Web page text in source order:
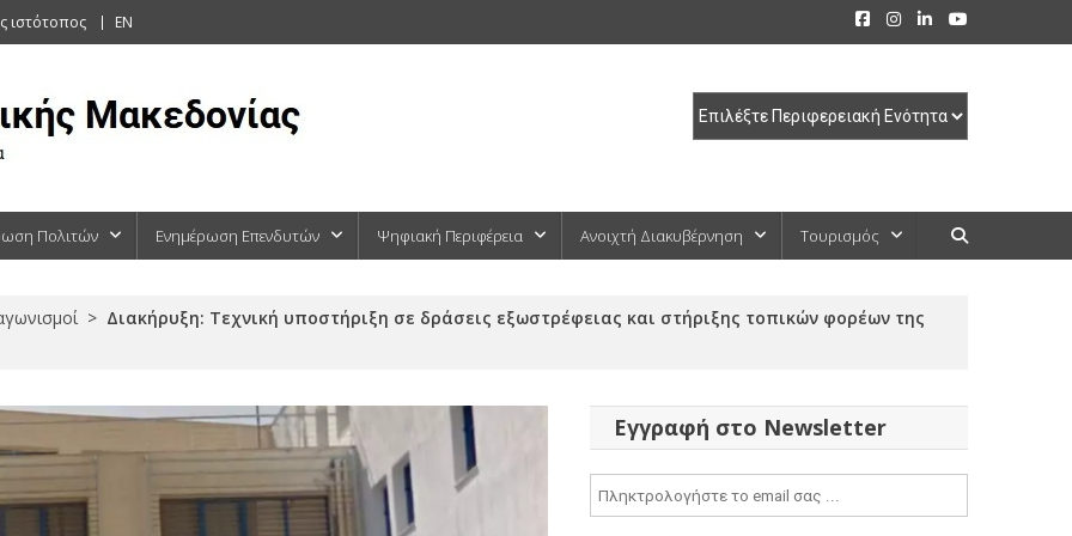
ιστότοπος EN
Πολιτών Ενημέρωση Επενδυτών Ψηφιακή Περιφέρεια Ανοιχτή Διακυβέρνηση Τουρισμός
> Διακήρυξη: Τεχνική υποστήριξη σε δράσεις εξωστρέφειας και στήριξης τοπικών φορέων της
Εγγραφή στο Newsletter